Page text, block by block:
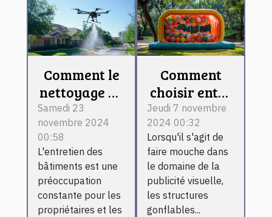
Comment le
nettoyage de
toitures et
façades par
drone
révolutionne
l'entretien ?
Samedi 23
novembre 2024
00:58
L'entretien des
bâtiments est une
préoccupation
constante pour les
propriétaires et les
Comment
choisir entre
l'hélium et
l'air pour
votre
structure
gonflable
publicitaire
Jeudi 7 novembre
2024 00:32
Lorsqu'il s'agit de
faire mouche dans
le domaine de la
publicité visuelle,
les structures
gonflables...